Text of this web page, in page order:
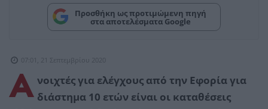
Προσθήκη ως προτιμώμενη πηγή
στα αποτελέσματα Google
07:01, 21 Σεπτεμβρίου 2020
Α νοιχτές για ελέγχους από την Εφορία για
διάστημα 10 ετών είναι οι καταθέσεις